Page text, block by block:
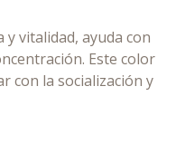
vitalidad, ayuda con
Este color
con la socialización y